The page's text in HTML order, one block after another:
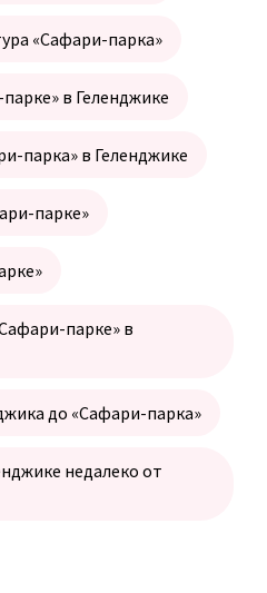
«Сафари-парка»
в Геленджике
парка» в Геленджике
парке»
парке» в
до «Сафари-парка»
недалеко от